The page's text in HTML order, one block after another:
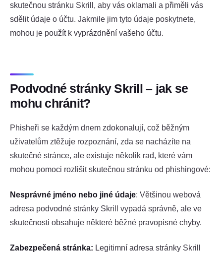
skutečnou stránku Skrill, aby vás oklamali a přiměli vás
sdělit údaje o účtu. Jakmile jim tyto údaje poskytnete,
mohou je použít k vyprázdnění vašeho účtu.
Podvodné stránky Skrill – jak se
mohu chránit?
Phisheři se každým dnem zdokonalují, což běžným
uživatelům ztěžuje rozpoznání, zda se nacházíte na
skutečné stránce, ale existuje několik rad, které vám
mohou pomoci rozlišit skutečnou stránku od phishingové:
Nesprávné jméno nebo jiné údaje: Většinou webová
adresa podvodné stránky Skrill vypadá správně, ale ve
skutečnosti obsahuje některé běžné pravopisné chyby.
Zabezpečená stránka: Legitimní adresa stránky Skrill